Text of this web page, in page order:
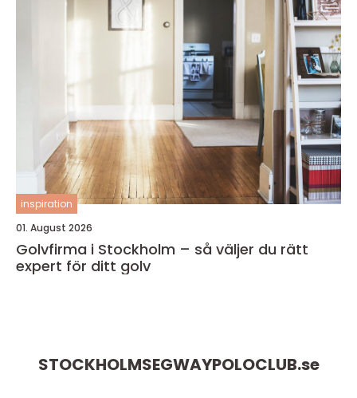
inspiration
01. August 2026
Golvfirma i Stockholm – så väljer du rätt
expert för ditt golv
STOCKHOLMSEGWAYPOLOCLUB.se